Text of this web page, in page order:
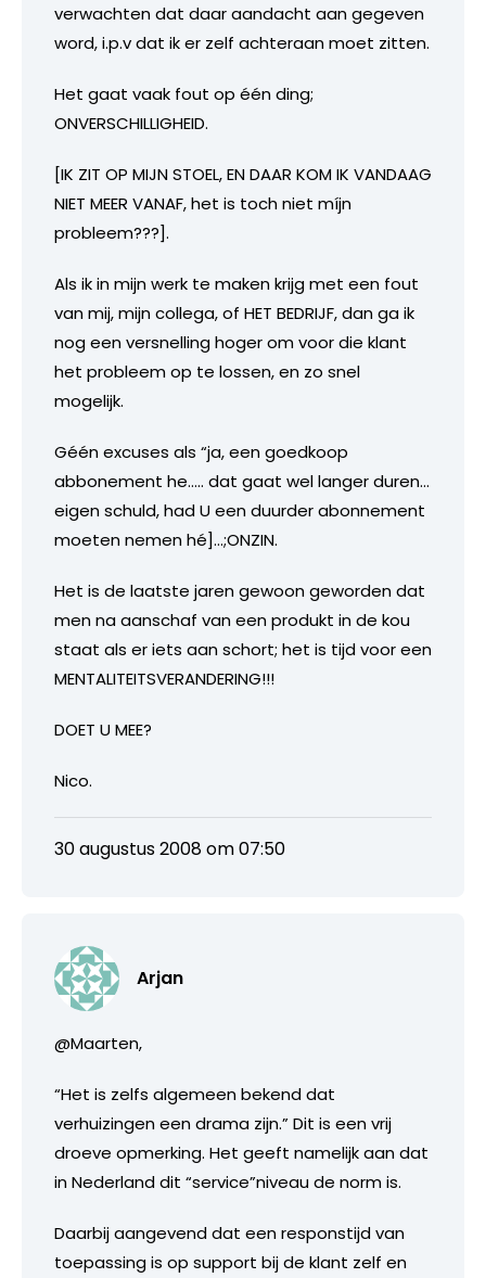
verwachten dat daar aandacht aan gegeven
word, i.p.v dat ik er zelf achteraan moet zitten.
Het gaat vaak fout op één ding;
ONVERSCHILLIGHEID.
[IK ZIT OP MIJN STOEL, EN DAAR KOM IK VANDAAG
NIET MEER VANAF, het is toch niet míjn
probleem???].
Als ik in mijn werk te maken krijg met een fout
van mij, mijn collega, of HET BEDRIJF, dan ga ik
nog een versnelling hoger om voor die klant
het probleem op te lossen, en zo snel
mogelijk.
Géén excuses als “ja, een goedkoop
abbonement he….. dat gaat wel langer duren…
eigen schuld, had U een duurder abonnement
moeten nemen hé]…;ONZIN.
Het is de laatste jaren gewoon geworden dat
men na aanschaf van een produkt in de kou
staat als er iets aan schort; het is tijd voor een
MENTALITEITSVERANDERING!!!
DOET U MEE?
Nico.
30 augustus 2008 om 07:50
Arjan
@Maarten,
“Het is zelfs algemeen bekend dat
verhuizingen een drama zijn.” Dit is een vrij
droeve opmerking. Het geeft namelijk aan dat
in Nederland dit “service”niveau de norm is.
Daarbij aangevend dat een responstijd van
toepassing is op support bij de klant zelf en